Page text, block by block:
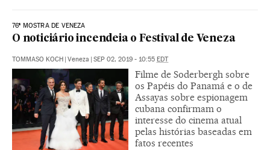
76ª MOSTRA DE VENEZA
O noticiário incendeia o Festival de Veneza
TOMMASO KOCH Veneza SEP 02, 2019 - 10:55 EDT
Filme de Soderbergh sobre
os Papéis do Panamá e o de
Assayas sobre espionagem
cubana confirmam o
interesse do cinema atual
pelas histórias baseadas em
fatos recentes